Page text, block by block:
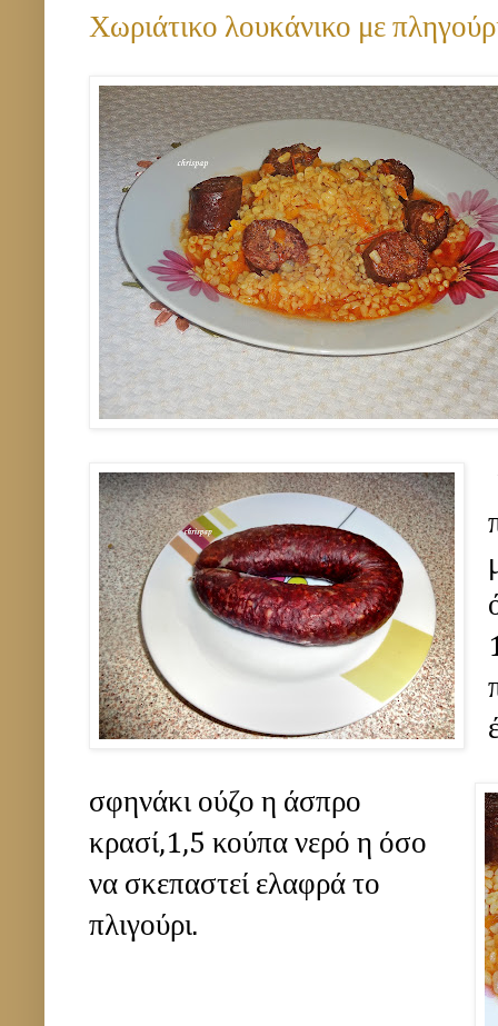
Χωριάτικο λουκάνικο με
σφηνάκι ούζο η άσπρο
κρασί,1,5 κούπα νερό η όσο
να σκεπαστεί ελαφρά το
πλιγούρι.